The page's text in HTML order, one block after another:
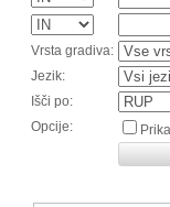
Vrsta gradiva:
Jezik:
Išči po:
Opcije: